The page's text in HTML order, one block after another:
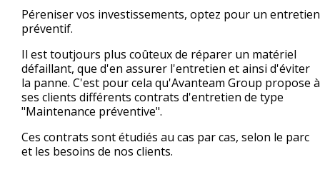
Péreniser vos investissements, optez pour un entretien
préventif.
Il est toutjours plus coûteux de réparer un matériel
défaillant, que d'en assurer l'entretien et ainsi d'éviter
la panne. C'est pour cela qu'Avanteam Group propose à
ses clients différents contrats d'entretien de type
"Maintenance préventive".
Ces contrats sont étudiés au cas par cas, selon le parc
et les besoins de nos clients.